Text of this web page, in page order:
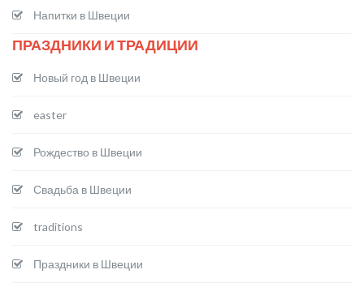
Напитки в Швеции
ПРАЗДНИКИ И ТРАДИЦИИ
Новый год в Швеции
easter
Рождество в Швеции
Свадьба в Швеции
traditions
Праздники в Швеции